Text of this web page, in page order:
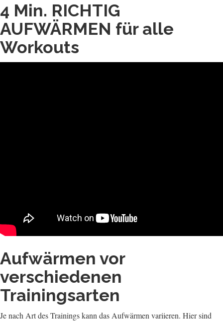
4 Min. RICHTIG
AUFWÄRMEN für alle
Workouts
Aufwärmen vor
verschiedenen
Trainingsarten
Je nach Art des Trainings kann das Aufwärmen variieren. Hier sind